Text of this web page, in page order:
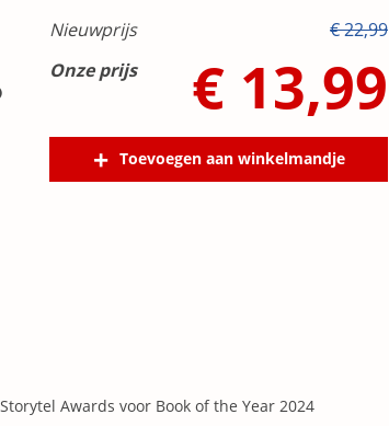
Nieuwprijs
€ 22,99
Onze prijs
€ 13,99
Toevoegen aan winkelmandje
Awards voor Book of the Year 2024